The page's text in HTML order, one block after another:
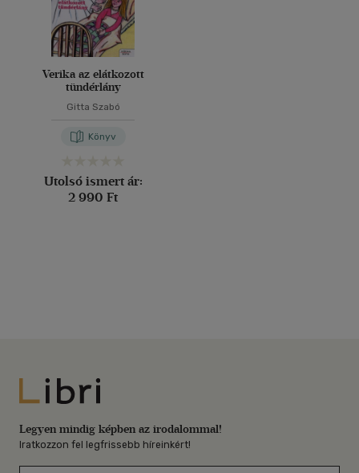
Verika az elátkozott
tündérlány
Gitta Szabó
Könyv
Utolsó ismert ár:
2 990 Ft
Libri
Legyen mindig képben az irodalommal!
Iratkozzon fel legfrissebb híreinkért!